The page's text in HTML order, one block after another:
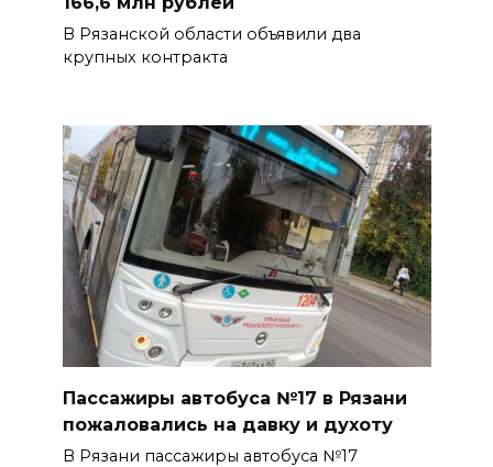
В Рязанской области объявили два
крупных контракта
Пассажиры автобуса №17 в Рязани
пожаловались на давку и духоту
В Рязани пассажиры автобуса №17